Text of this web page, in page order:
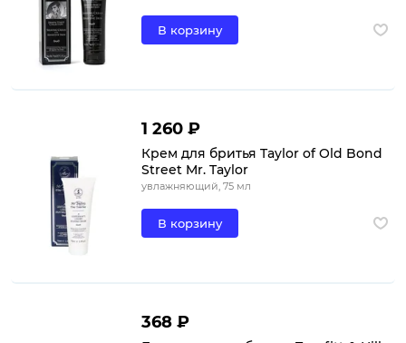
В корзину
1 260 ₽
Крем для бритья Taylor of Old Bond
Street Mr. Taylor
увлажняющий, 75 мл
В корзину
368 ₽